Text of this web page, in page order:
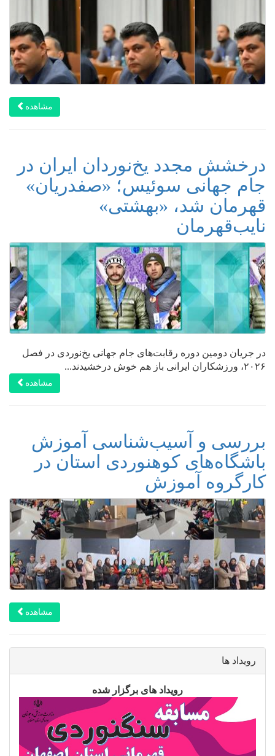
مشاهده
درخشش مجدد یخ‌نوردان ایران در
جام جهانی سوئیس؛ «صفدریان»
قهرمان شد، «بهشتی»
نایب‌قهرمان
در جریان دومین دوره رقابت‌های جام جهانی یخ‌نوردی در فصل
۲۰۲۶، ورزشکاران ایرانی باز هم خوش درخشیدند...
مشاهده
بررسی و آسیب‌شناسی آموزش
باشگاه‌های کوهنوردی استان در
کارگروه آموزش
مشاهده
رویداد ها
رویداد های برگزار شده